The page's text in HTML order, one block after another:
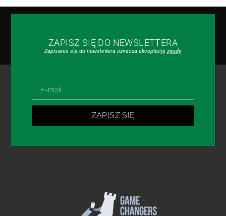
ZAPISZ SIĘ DO NEWSLETTERA
Zapisanie się do newslettera oznacza akceptację zgody.
ZAPISZ SIĘ